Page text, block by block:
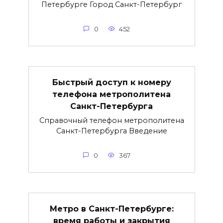
Петербурге Город Санкт-Петербург
0 452
Быстрый доступ к номеру
телефона метрополитена
Санкт-Петербурга
Справочный телефон метрополитена
Санкт-Петербурга Введение
0 367
Метро в Санкт-Петербурге:
время работы и закрытия